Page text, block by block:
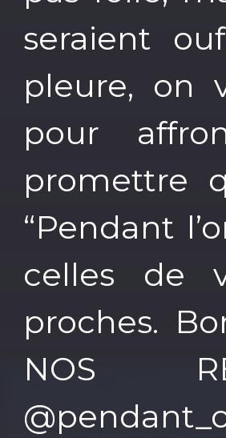
seraient
pleure, on
pour
promettre
“Pendant
celles de
proches.
NOS